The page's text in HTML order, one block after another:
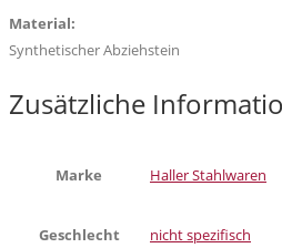
Material:
Synthetischer Abziehstein
Zusätzliche
Marke Haller Stahlwaren
Geschlecht nicht spezifisch